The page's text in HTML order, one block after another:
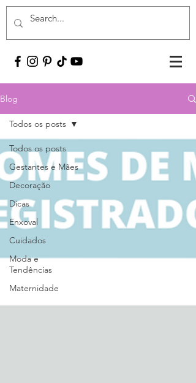
Blog
Todos os posts
Gestantes e Mães
Decoração
Dicas
Enxoval
Cuidados
Moda e
Tendências
Maternidade
Todos os posts